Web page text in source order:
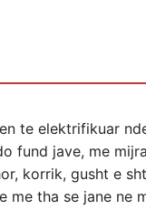
te elektrifikuar
fund jave, me
korrik, gusht e
tha se jane ne